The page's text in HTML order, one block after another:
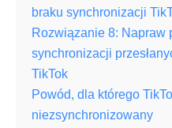
braku synchronizacji
Rozwiązanie 8: Napraw
synchronizacji
TikTok
Powód, dla którego
niezsynchronizowany